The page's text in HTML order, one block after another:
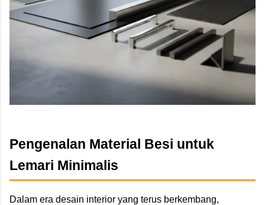
Pengenalan Material Besi untuk
Lemari Minimalis
Dalam era desain interior yang terus berkembang,